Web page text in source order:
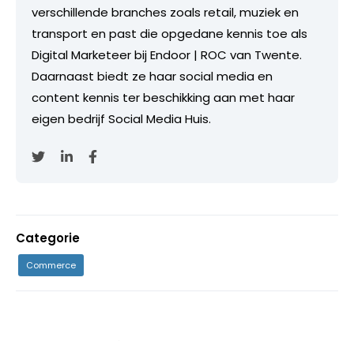
verschillende branches zoals retail, muziek en
transport en past die opgedane kennis toe als
Digital Marketeer bij Endoor | ROC van Twente.
Daarnaast biedt ze haar social media en
content kennis ter beschikking aan met haar
eigen bedrijf Social Media Huis.
Categorie
Commerce